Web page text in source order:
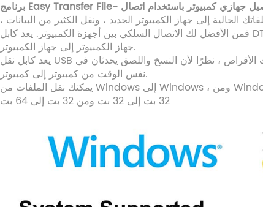
إلى جهاز الكمبيوتر الجديد ، ونقل الكثير من البيانات ،
فمن الأفضل لك الاتصال السلكي بين أجهزة الكمبيوتر. يعد كابل DTECH USB Data Link طريقة سريعة وبسيطة لنقل الملفات من
جهاز الكمبيوتر إلى جهاز الكمبيوتر.
يعد كابل نقل USB للكمبيوتر الشخصي بطول 1.8 مترًا أسرع من استخدام محركات الأقراص ، نظرًا لأن النسخ واللصق يحدثان في
نفس الوقت من كمبيوتر إلى كمبيوتر.
يمكنك نقل الملفات من Windows إلى Windows ، ومن Windows إلى Mac ، ومن Windows إلى Linux ، ويدعم الترحيل من
32 بت إلى 32 بت ومن 32 بت إلى 64 بت